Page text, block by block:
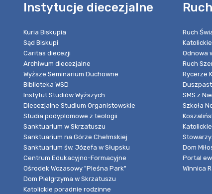
Instytucje diecezjalne
Kuria Biskupia
Sąd Biskupi
Caritas diecezji
Archiwum diecezjalne
Wyższe Seminarium Duchowne
Biblioteka WSD
Instytut Studiów Wyższych
Diecezjalne Studium Organistowskie
Studia podyplomowe z teologii
Sanktuarium w Skrzatuszu
Sanktuarium na Górze Chełmskiej
Sanktuarium św. Józefa w Słupsku
Centrum Edukacyjno-Formacyjne
Ośrodek Wczasowy "Pleśna Park"
Dom Pielgrzyma w Skrzatuszu
Katolickie poradnie rodzinne
Ruch
Odnowa
Ruch
Rycerze
SMS z
Szkoła
Dom
Portal
Winnica